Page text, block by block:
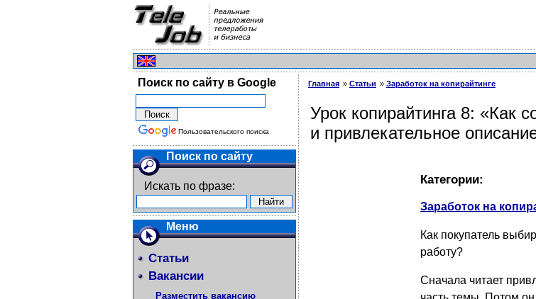
Поиск по сайту в Google
Пользовательского поиска
Поиск по сайту
Искать по фразе:
Меню
Статьи
Вакансии
Разместить вакансию
Главная Статьи Заработок на копирайтинге
Урок копирайтинга 8: «Как
и привлекательное
Категории:
Заработок на
Как покупатель
работу?
Сначала читает